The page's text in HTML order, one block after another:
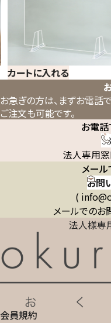
カートに入れる
お急ぎの方は、まずお電話
ご注文も可能です。
お電
法人専用
メー
お問
(
メールでの
法人様専
会員規約